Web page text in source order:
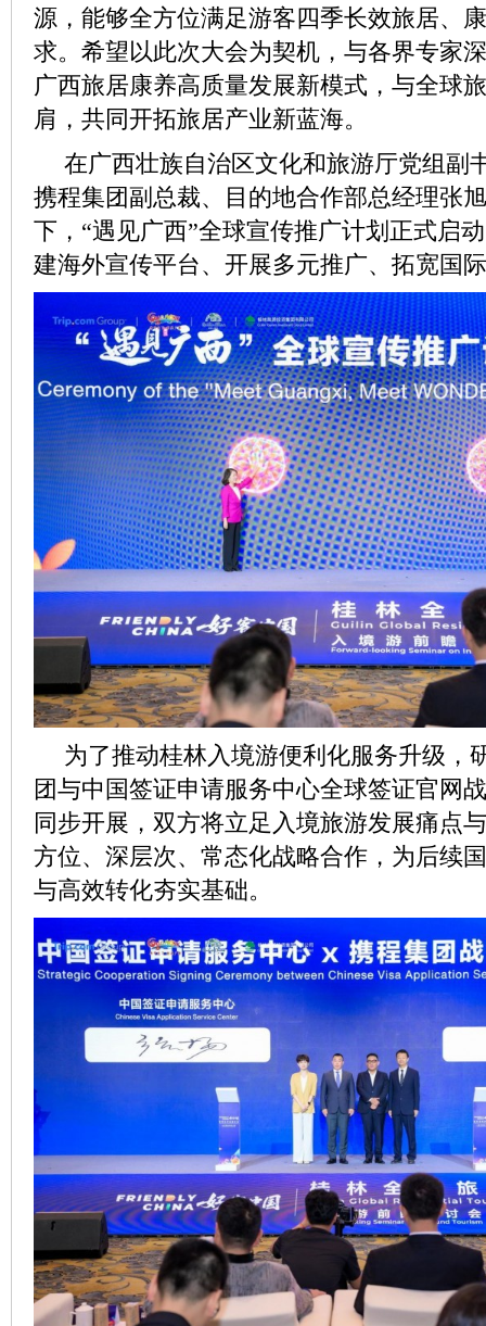
源，能够全方位满足游客四季长效旅居、
求。希望以此次大会为契机，与各界专家
广西旅居康养高质量发展新模式，与全球
肩，共同开拓旅居产业新蓝海。
在广西壮族自治区文化和旅游厅党组副
携程集团副总裁、目的地合作部总经理张
下，“遇见广西”全球宣传推广计划正式启
建海外宣传平台、开展多元推广、拓宽国
为了推动桂林入境游便利化服务升级，
团与中国签证申请服务中心全球签证官网
同步开展，双方将立足入境旅游发展痛点
方位、深层次、常态化战略合作，为后续
与高效转化夯实基础。